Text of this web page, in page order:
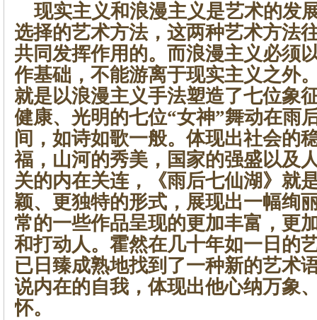
现实主义和浪漫主义是艺术的发
选择的艺术方法，这两种艺术方法
共同发挥作用的。而浪漫主义必须
作基础，不能游离于现实主义之外
就是以浪漫主义手法塑造了七位象
健康、光明的七位“女神”舞动在雨
间，如诗如歌一般。体现出社会的
福，山河的秀美，国家的强盛以及
关的内在关连，《雨后七仙湖》就
颖、更独特的形式，展现出一幅绚
常的一些作品呈现的更加丰富，更
和打动人。霍然在几十年如一日的
已日臻成熟地找到了一种新的艺术
说内在的自我，体现出他心纳万象
怀。